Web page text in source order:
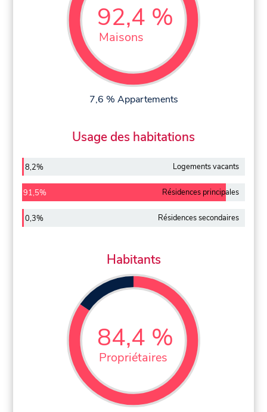
92,4 %
Maisons
7,6 % Appartements
Usage des habitations
8,2% Logements vacants
91,5% Résidences principales
0,3% Résidences secondaires
Habitants
84,4 %
Propriétaires